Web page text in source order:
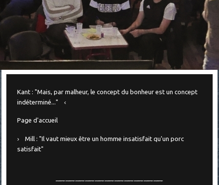
Kant : "Mais, par malheur, le concept du bonheur est un concept
indéterminé..."
Page d'accueil
Mill : "Il vaut mieux être un homme insatisfait qu'un porc
satisfait"